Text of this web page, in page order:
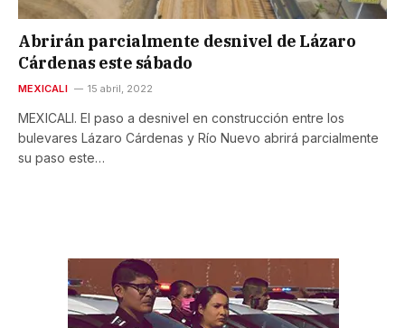
Abrirán parcialmente desnivel de Lázaro
Cárdenas este sábado
MEXICALI 15 abril, 2022
MEXICALI. El paso a desnivel en construcción entre los
bulevares Lázaro Cárdenas y Río Nuevo abrirá parcialmente
su paso este…